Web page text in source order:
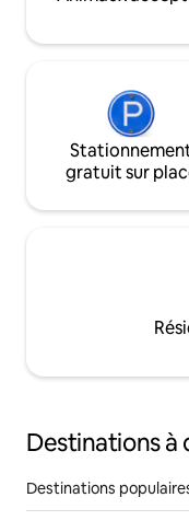
gratuit sur
Destinations à
Destinations